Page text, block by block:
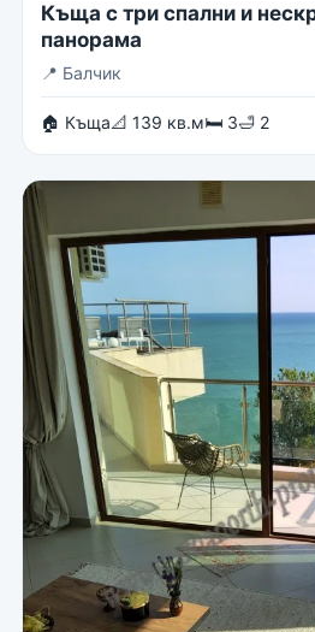
Къща с три спални и
панорама
📍 Балчик
🏠 Къща📐 139 кв.м🛏 3🛁 2